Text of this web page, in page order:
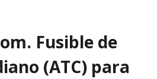
Fusible de
(ATC) para